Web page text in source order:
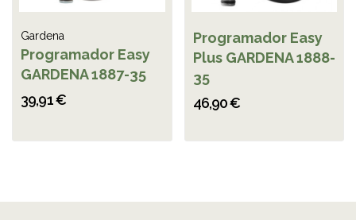
Gardena
Programador Easy
GARDENA 1887-35
39,91 €
Programador Easy
Plus GARDENA 1888-
35
46,90 €